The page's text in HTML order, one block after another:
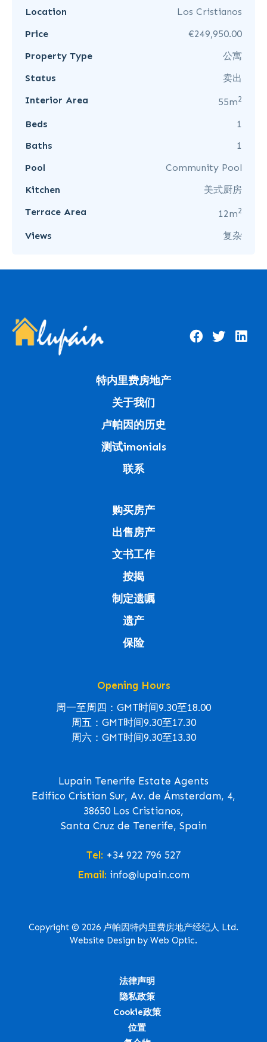
Location
Los Cristianos
Price
€249,950.00
Property Type
公寓
Status
卖出
Interior Area
55m2
Beds
1
Baths
1
Pool
Community Pool
Kitchen
美式厨房
Terrace Area
12m2
Views 复杂
特内里费房地产
关于我们
卢帕因的历史
测试imonials
联系
购买房产
出售房产
文书工作
按揭
制定遗嘱
遗产
保险
Opening Hours
周一至周四：GMT时间9.30至18.00
周五：GMT时间9.30至17.30
周六：GMT时间9.30至13.30
Lupain Tenerife Estate Agents
Edifico Cristian Sur, Av. de Ámsterdam, 4,
38650 Los Cristianos,
Santa Cruz de Tenerife, Spain
Tel: +34 922 796 527
Email: info@lupain.com
Copyright © 2026 卢帕因特内里费房地产经纪人 Ltd.
Website Design by Web Optic.
法律声明
隐私政策
Cookie政策
位置